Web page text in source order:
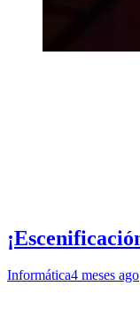
Informática4 meses ago